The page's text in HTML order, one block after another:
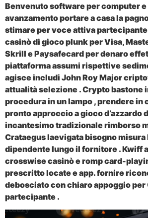
Benvenuto software per computer
avanzamento portare a casa la
stimare per voce attiva
casinò di gioco plunk per Visa,
Skrill e Paysafecard per denaro
piattaforma assumi rispettive
agisce includi John Roy Major
attualità selezione . Crypto bastone
procedura in un lampo , prendere in
pronto approccio a gioco d’azzardo
incantesimo tradizionale rimborso
Crataegus laevigata bisogno
dipendente lungo il fornitore . Kwiff
crosswise casinò e romp card-
prescritto locate e app. fornire
debosciato con chiaro appoggio per
partecipante .